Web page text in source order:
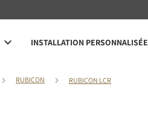
INSTALLATION PERSONNALISÉE
RUBICON RUBICON LCR